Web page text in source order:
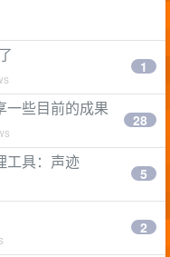
1
一些目前的成果
28
工具：声迹
5
2